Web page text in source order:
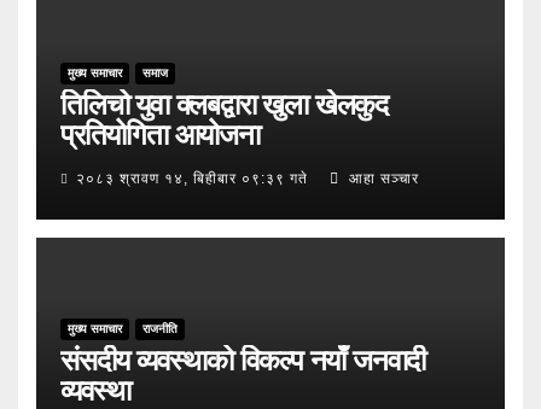
मुख्य समाचार समाज
तिलिचो युवा क्लबद्वारा खुला खेलकुद
प्रतियोगिता आयोजना
२०८३ श्रावण १४, बिहीबार ०९:३९ गते आहा सञ्चार
मुख्य समाचार राजनीति
संसदीय व्यवस्थाको विकल्प नयाँ जनवादी
व्यवस्था